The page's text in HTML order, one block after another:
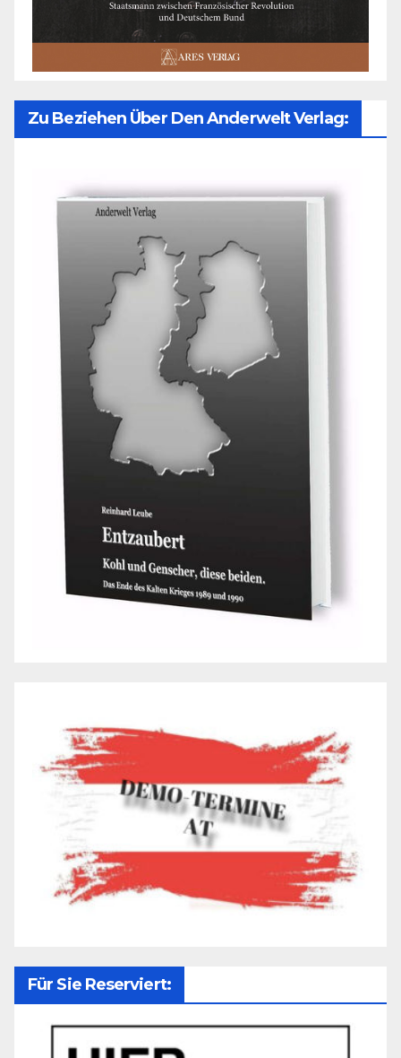
Zu Beziehen Über Den Anderwelt Verlag:
Für Sie Reserviert: